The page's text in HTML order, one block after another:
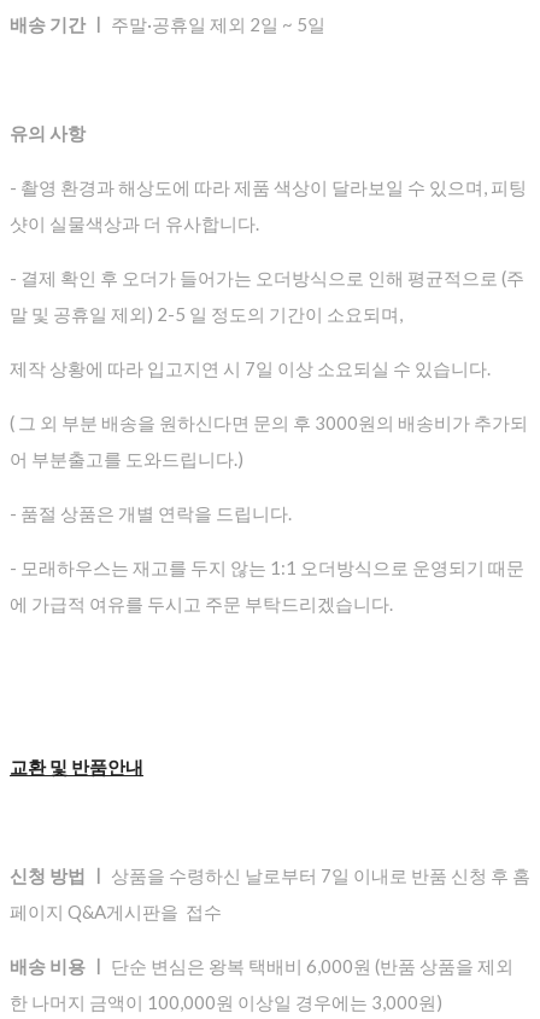
배송 기간 ㅣ 주말·공휴일 제외 2일 ~ 5일
유의 사항
- 촬영 환경과 해상도에 따라 제품 색상이 달라보일 수 있으며, 피팅
샷이 실물색상과 더 유사합니다.
- 결제 확인 후 오더가 들어가는 오더방식으로 인해 평균적으로 (주
말 및 공휴일 제외) 2-5 일 정도의 기간이 소요되며,
제작 상황에 따라 입고지연 시 7일 이상 소요되실 수 있습니다.
( 그 외 부분 배송을 원하신다면 문의 후 3000원의 배송비가 추가되
어 부분출고를 도와드립니다.)
- 품절 상품은 개별 연락을 드립니다.
- 모래하우스는 재고를 두지 않는 1:1 오더방식으로 운영되기 때문
에 가급적 여유를 두시고 주문 부탁드리겠습니다.
교환 및 반품안내
신청 방법 ㅣ 상품을 수령하신 날로부터 7일 이내로 반품 신청 후 홈
페이지 Q&A게시판을 접수
배송 비용 ㅣ
단순 변심은 왕복 택배비 6,000원 (반품 상품을 제외
한 나머지 금액이 100,000원 이상일 경우에는 3,000원)